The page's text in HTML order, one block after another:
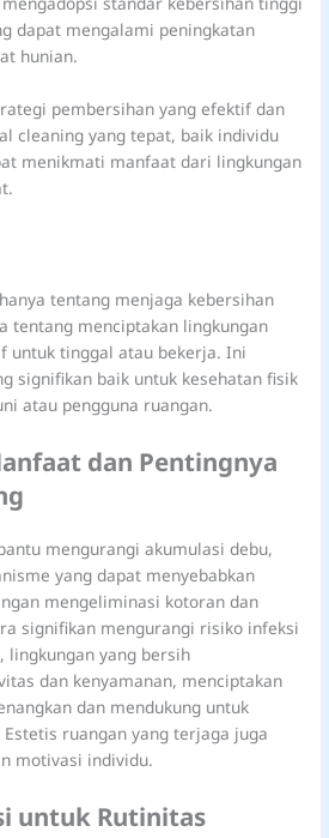
dapat mengalami peningkatan
hunian.
pembersihan yang efektif dan
cleaning yang tepat, baik individu
menikmati manfaat dari lingkungan
tentang menjaga kebersihan
tentang menciptakan lingkungan
untuk tinggal atau bekerja. Ini
signifikan baik untuk kesehatan fisik
atau pengguna ruangan.
dan Pentingnya
mengurangi akumulasi debu,
yang dapat menyebabkan
mengeliminasi kotoran dan
signifikan mengurangi risiko infeksi
lingkungan yang bersih
dan kenyamanan, menciptakan
dan mendukung untuk
ruangan yang terjaga juga
motivasi individu.
untuk Rutinitas